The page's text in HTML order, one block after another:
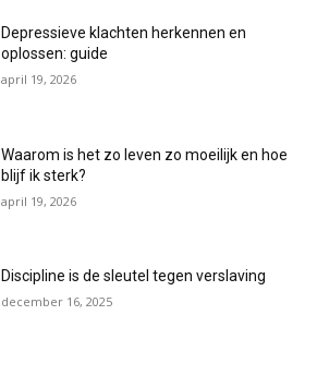
Depressieve klachten herkennen en
oplossen: guide
april 19, 2026
Waarom is het zo leven zo moeilijk en hoe
blijf ik sterk?
april 19, 2026
Discipline is de sleutel tegen verslaving
december 16, 2025